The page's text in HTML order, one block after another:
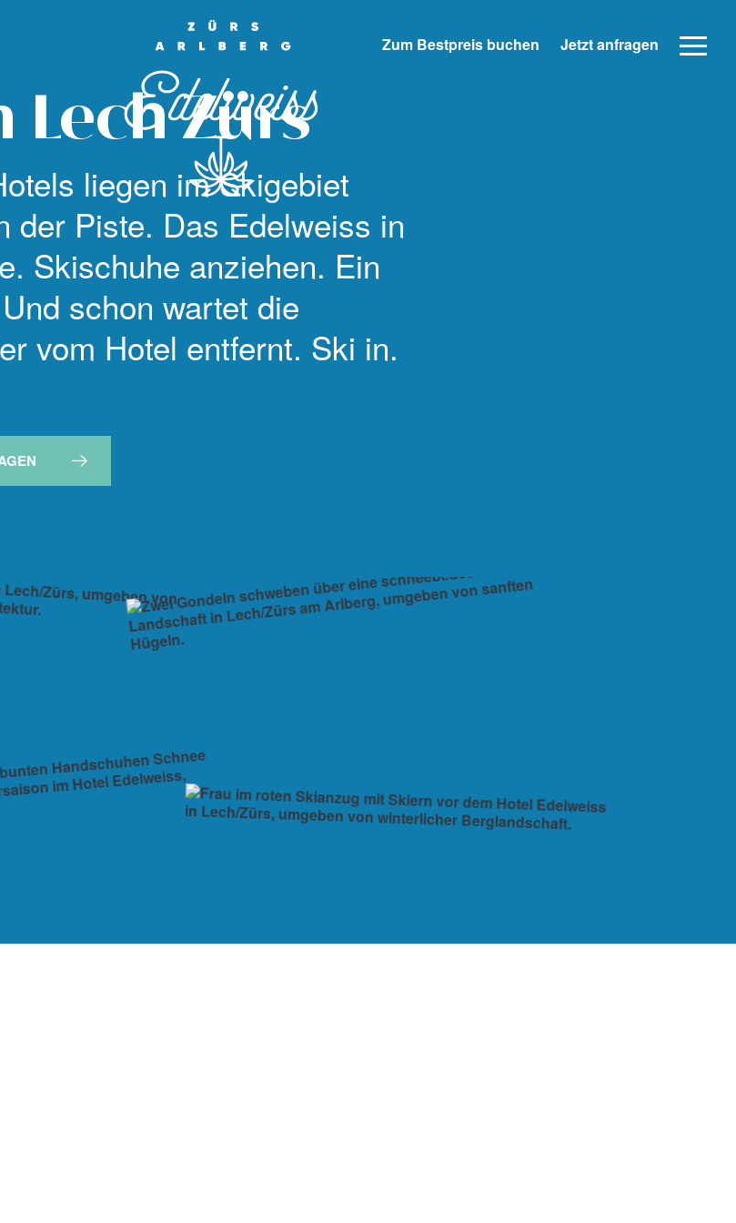
Zum Bestpreis buchen Jetzt anfragen
Zürs
liegen im Skigebiet
der Piste. Das Edelweiss in
Skischuhe anziehen. Ein
schon wartet die
vom Hotel entfernt. Ski in.